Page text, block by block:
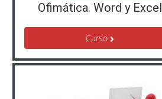
Ofimática. Word y Excel
Curso